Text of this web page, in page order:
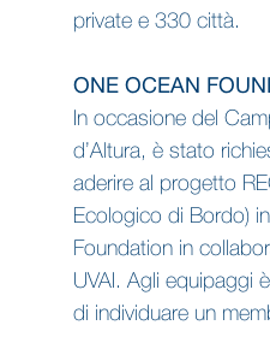
private e 330 città.
ONE OCEAN
In occasione del
d’Altura, è stato
aderire al progetto
Ecologico di Bordo)
Foundation in
UVAI. Agli equipaggi
di individuare un